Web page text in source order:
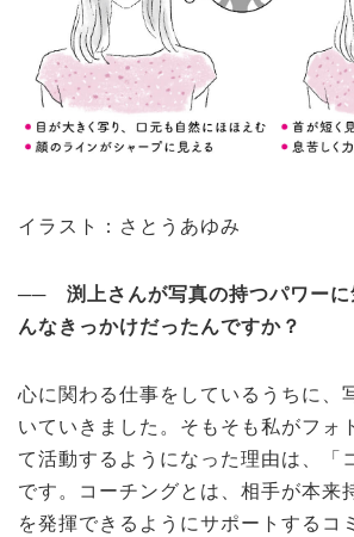
イラスト： さとうあゆみ
── 渕上さんが写真の持つパワーに
んなきっかけだったんですか？
心に関わる仕事をしているうちに、
いていきました。そもそも私がフォ
て活動するようになった理由は、「
です。コーチングとは、相手が本来
を発揮できるようにサポートするコ